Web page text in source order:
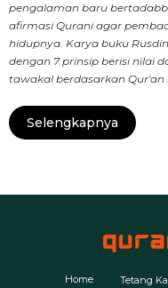
pengalaman baru
afirmasi Qurani agar
hidupnya. Karya buku
dengan 7 prinsip berisi nilai
tawakal berdasarkan Qur'an
Selengkapnya
Home Tetang